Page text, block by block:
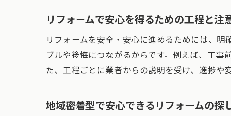
リフォームで安心を得るための工程と注
リフォームを安全・安心に進めるためには、
ブルや後悔につながるからです。例えば、工
た、工程ごとに業者からの説明を受け、進捗や
地域密着型で安心できるリフォームの探